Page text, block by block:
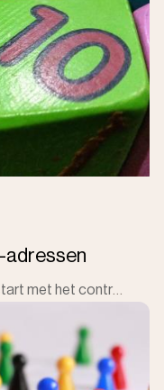
adressen
VECOZO is vanaf november gestart met het controleren van IP-adressen waarmee een systeemgebruiker van een zorgaanbieder bij hen aanklopt. De afgelopen